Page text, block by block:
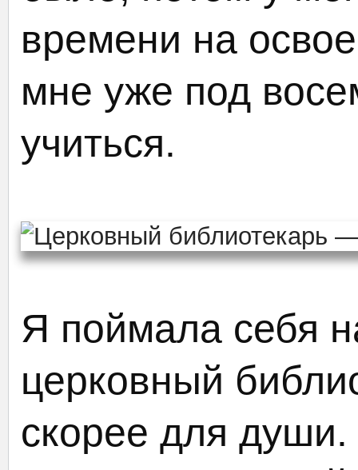
времени на
мне уже под
учиться.
Я поймала себя
церковный
скорее для